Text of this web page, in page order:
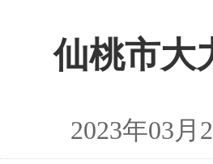
仙桃市大
2023年03